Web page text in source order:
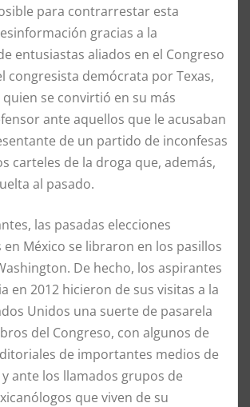
para contrarrestar esta
gracias a la
entusiastas aliados en el Congreso
congresista demócrata por Texas,
se convirtió en su más
ante aquellos que le acusaban
de un partido de inconfesas
carteles de la droga que, además,
al pasado.
las pasadas elecciones
en México se libraron en los pasillos
De hecho, los aspirantes
en 2012 hicieron de sus visitas a la
Unidos una suerte de pasarela
del Congreso, con algunos de
de importantes medios de
ante los llamados grupos de
que viven de su